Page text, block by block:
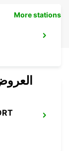
More stations